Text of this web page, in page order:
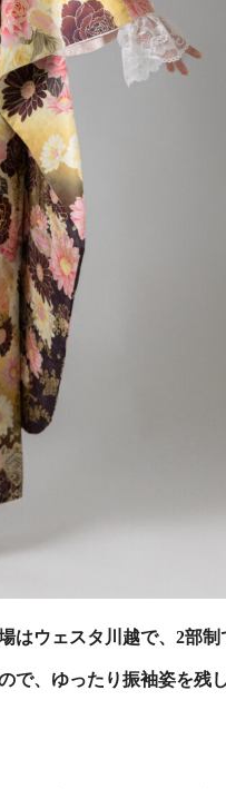
はウェスタ川越で、 2部制
で、ゆったり振袖姿を残